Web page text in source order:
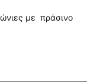
με πράσινο